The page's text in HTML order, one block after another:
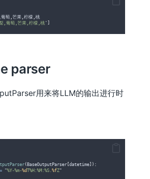
葡萄 芒果 柠檬 桃
,葡萄,芒果,柠檬,桃 '
parser
用来将LLM的输出进行时
( BaseOutputParser datetime ]):
= "%Y-%m-%dT%H:%M:%S. %fZ"